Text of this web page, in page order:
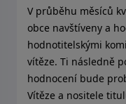
V průběhu měsíců
obce navštíveny a
hodnotitelskými
vítěze. Ti následně
hodnocení bude
Vítěze a nositele